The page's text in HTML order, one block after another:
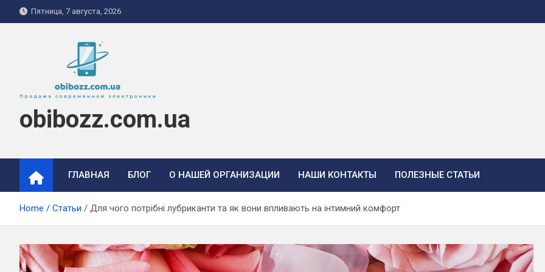
to
Пятница, 7 августа, 2026
obibozz.com.ua
ГЛАВНАЯ БЛОГ О НАШЕЙ ОРГАНИЗАЦИИ НАШИ КОНТАКТЫ ПОЛЕЗНЫЕ СТАТЬИ
Home Статьи Для чого потрібні лубриканти та як вони впливають на інтимний комфорт